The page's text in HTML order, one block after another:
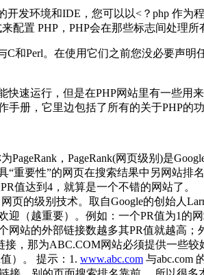
开发环境和IDE，您可以以<？php 作为
配置 PHP，PHP会在那些标志间处理所
C和Perl。在使用它们之前您没必要声
快速运行，但是在PHP网站里有一些用
手册，它里边包括了所有的关于PHP的
PageRank，PageRank(网页级别)是
“重要性”的网页在搜索结果中另网站排
值达到4，就算是一个不错的网站了。
网页的级别技术。取自Google的创始人
迎（越重要）。例如：一个PR值为1的
网站的外部链接数越多其PR值就越高
，那为ABC.COM网站必须提供一些
）。 提示：1. www.abc.com 与abc.com